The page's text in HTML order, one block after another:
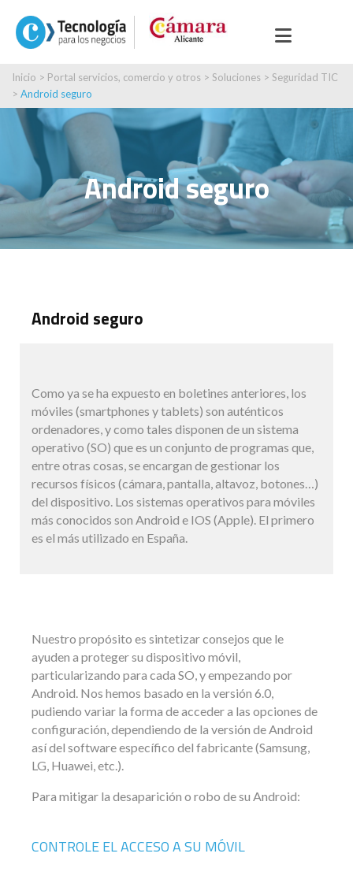
Inicio > Portal servicios, comercio y otros > Soluciones > Seguridad TIC
> Android seguro
Android seguro
Android seguro
Como ya se ha expuesto en boletines anteriores, los
móviles (smartphones y tablets) son auténticos
ordenadores, y como tales disponen de un sistema
operativo (SO) que es un conjunto de programas que,
entre otras cosas, se encargan de gestionar los
recursos físicos (cámara, pantalla, altavoz, botones…)
del dispositivo. Los sistemas operativos para móviles
más conocidos son Android e IOS (Apple). El primero
es el más utilizado en España.
Nuestro propósito es sintetizar consejos que le
ayuden a proteger su dispositivo móvil,
particularizando para cada SO, y empezando por
Android. Nos hemos basado en la versión 6.0,
pudiendo variar la forma de acceder a las opciones de
configuración, dependiendo de la versión de Android
así del software específico del fabricante (Samsung,
LG, Huawei, etc.).
Para mitigar la desaparición o robo de su Android:
CONTROLE EL ACCESO A SU MÓVIL